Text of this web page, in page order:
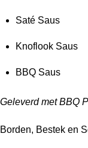
Saté Saus
Knoflook Saus
BBQ Saus
Geleverd met BBQ
Borden, Bestek en